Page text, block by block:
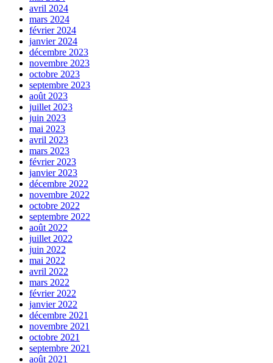
avril 2024
mars 2024
février 2024
janvier 2024
décembre 2023
novembre 2023
octobre 2023
septembre 2023
août 2023
juillet 2023
juin 2023
mai 2023
avril 2023
mars 2023
février 2023
janvier 2023
décembre 2022
novembre 2022
octobre 2022
septembre 2022
août 2022
juillet 2022
juin 2022
mai 2022
avril 2022
mars 2022
février 2022
janvier 2022
décembre 2021
novembre 2021
octobre 2021
septembre 2021
août 2021